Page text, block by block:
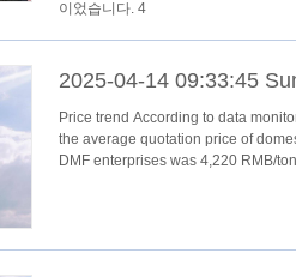
이었습니다. 4
2025-04-14 09:33:45
Price trend According to data monitored by SunSirs, as of April 11th,
the average quotation price of
DMF enterprises was 4,220 RMB/